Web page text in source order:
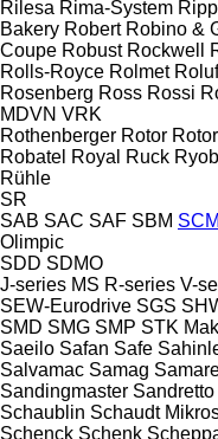
Rilesa Rima-System
Bakery Robert Robino &
Coupe Robust Rockwell
Rolls-Royce Rolmet
Rosenberg Ross Rossi
MDVN VRK
Rothenberger Rotor
Robatel Royal Ruck
Rühle
SR
SAB SAC SAF SBM SCM
Olimpic
SDD SDMO
J-series MS R-series V-
SEW-Eurodrive SGS
SMD SMG SMP STK
Saeilo Safan Safe
Salvamac Samag
Sandingmaster Sandretto
Schaublin Schaudt
Schenck Schenk